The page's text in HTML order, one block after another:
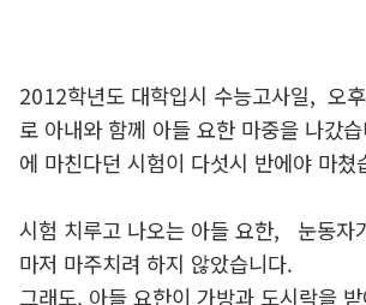
2012학년도 대학입시 수능고사일, 오
로 아내와 함께 아들 요한 마중을 나갔
에 마친다던 시험이 다섯시 반에야 마쳤
시험 치루고 나오는 아들 요한, 눈동자
마저 마주치려 하지 않았습니다.
그래도, 아들 요한이 가방과 도시락을